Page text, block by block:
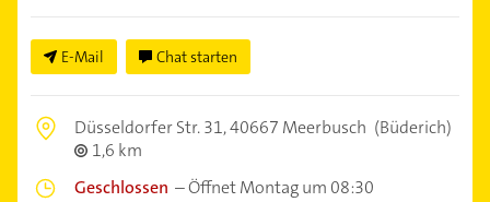
E-Mail Chat starten
Düsseldorfer Str. 31,40667 Meerbusch (Büderich)
1,6 km
Geschlossen –Öffnet Montag um 08:30